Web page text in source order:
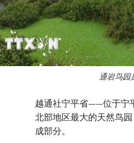
通岩鸟园
越通社宁平省——位于宁
北部地区最大的天然鸟
成部分。